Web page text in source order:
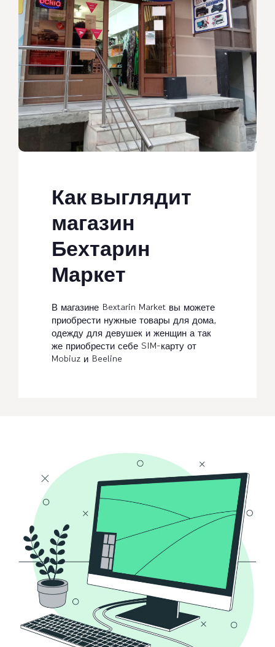
Как выглядит
магазин
Бехтарин
Маркет
В магазине Bextarin Market вы можете
приобрести нужные товары для дома,
одежду для девушек и женщин а так
же приобрести себе SIM-карту от
Mobiuz и Beeline